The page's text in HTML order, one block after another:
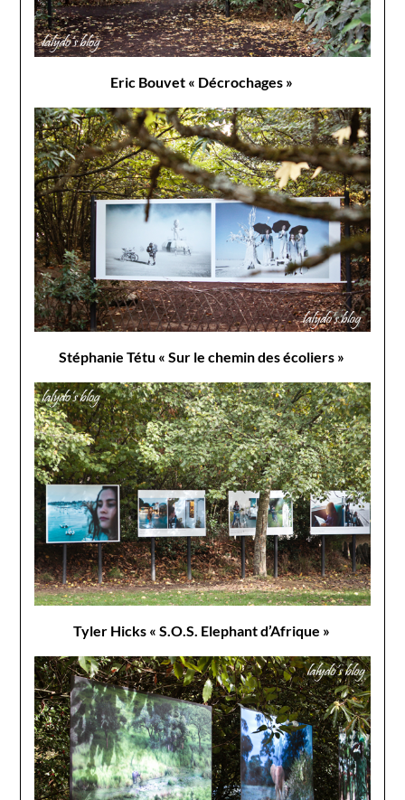
Eric Bouvet « Décrochages »
Stéphanie Tétu « Sur le chemin des écoliers »
Tyler Hicks « S.O.S. Elephant d’Afrique »